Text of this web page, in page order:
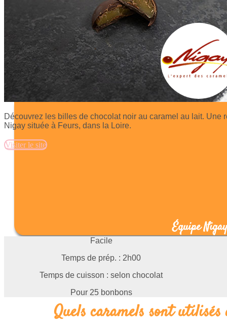
Découvrez les billes de chocolat noir au caramel au lait. Une
Nigay située à Feurs, dans la Loire.
Visiter le site
Équipe Nigay
Facile
Temps de prép. : 2h00
Temps de cuisson : selon chocolat
Pour 25 bonbons
Quels caramels sont